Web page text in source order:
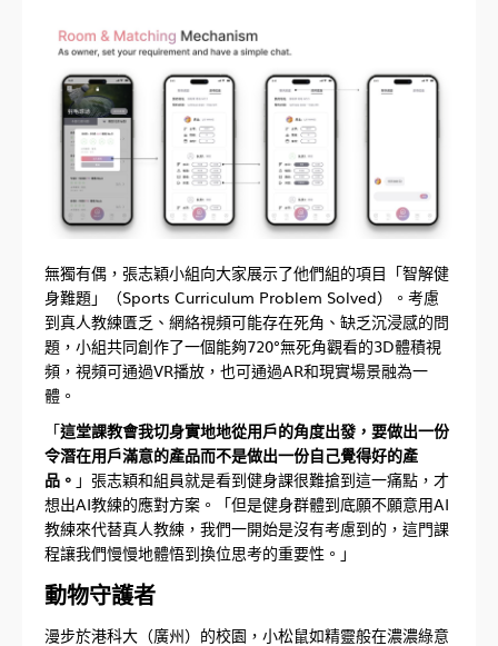
無獨有偶，張志穎小組向大家展示了他們組的項目「智解健
身難題」（Sports Curriculum Problem Solved）。考慮
到真人教練匱乏、網絡視頻可能存在死角、缺乏沉浸感的問
題，小組共同創作了一個能夠720°無死角觀看的3D體積視
頻，視頻可通過VR播放，也可通過AR和現實場景融為一
體。
「這堂課教會我切身實地地從用戶的角度出發，要做出一份
令潛在用戶滿意的產品而不是做出一份自己覺得好的產
品。 」張志穎和組員就是看到健身課很難搶到這一痛點，才
想出AI教練的應對方案。「但是健身群體到底願不願意用AI
教練來代替真人教練，我們一開始是沒有考慮到的，這門課
程讓我們慢慢地體悟到換位思考的重要性。」
動物守護者
漫步於港科大（廣州）的校園，小松鼠如精靈般在濃濃綠意